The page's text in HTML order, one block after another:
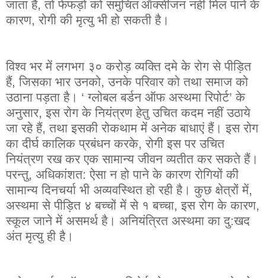
जाता है,तो फेफड़ों को समुचितऑक्सीजन नहीं मिल पाने के
कारण,रोगी की मृत्यु भी हो सकती है।
विश्व भर में लगभग ३० करोड़ व्यक्ति दमे के रोग से पीड़ित
हैं,जिसका भार उनको,उनके परिवार को तथा समाज को
उठाना पड़ता है। ‘ग्लोबल बर्डन ऑफ अस्थमा रिपोर्ट’के
अनुसार,इस रोग के नियंत्रण हेतु उचित कदम नहीं उठाये
जा रहे हैं,तथा इसकी रोकथाम में अनेक बाधाएं हैं।इस रोग
का दीर्घ कालिक प्रबंधन करके,रोगी इस पर उचित
नियंत्रण रख कर एक सामान्य जीवन व्यतीत कर सकते हैं।
परन्तु, अधिकांशत:ऐसा न हो पाने के कारण रोगियों की
सामान्य दिनचर्या भी अव्यवस्थित हो रही है।कुछ क्षेत्रों में,
अस्थमा से पीड़ित ४ बच्चों में से १ बच्चा,इस रोग के कारण,
स्कूल जाने में असमर्थ है। अनियंत्रित अस्थमा का दु:खद
अंत मृत्यु ही है।